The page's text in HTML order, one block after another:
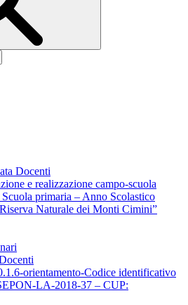
Docenti
e realizzazione campo-scuola
primaria – Anno Scolastico
Naturale dei Monti Cimini”
orientamento-Codice identificativo
LA-2018-37 – CUP: